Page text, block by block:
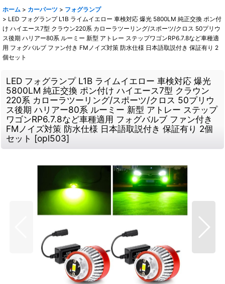
ホーム > カーパーツ > フォグランプ
> LED フォグランプ L1B ライムイエロー 車検対応 爆光 5800LM 純正交換 ポン付
け ハイエース7型 クラウン220系 カローラツーリング/スポーツ/クロス 50プリウ
ス後期 ハリアー80系 ルーミー 新型 アトレー ステップワゴンRP6.7.8など車種適
用 フォグバルブ ファン付き FMノイズ対策 防水仕様 日本語取説付き 保証有り 2
個セット
LED フォグランプ L1B ライムイエロー 車検対応 爆光
5800LM 純正交換 ポン付け ハイエース7型 クラウン
220系 カローラツーリング/スポーツ/クロス 50プリウ
ス後期 ハリアー80系 ルーミー 新型 アトレー ステップ
ワゴンRP6.7.8など車種適用 フォグバルブ ファン付き
FMノイズ対策 防水仕様 日本語取説付き 保証有り 2個
セット [opl503]